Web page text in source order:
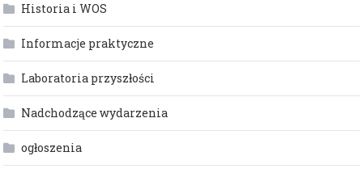
Historia i WOS
Informacje praktyczne
Laboratoria przyszłości
Nadchodzące wydarzenia
ogłoszenia